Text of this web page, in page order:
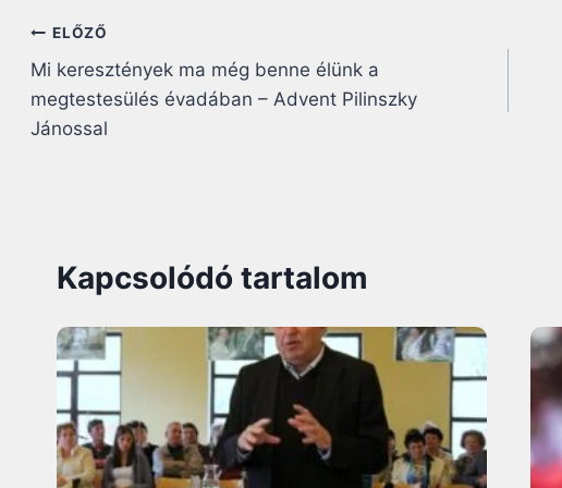
Bejegyzés
navigáció
ELŐZŐ
Mi keresztények ma még benne élünk a
megtestesülés évadában – Advent Pilinszky
Jánossal
Kapcsolódó tartalom